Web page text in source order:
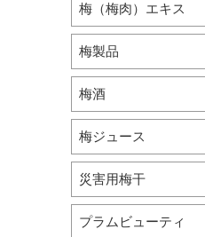
梅（梅肉）エキス
梅製品
梅酒
梅ジュース
災害用梅干
プラムビューティ